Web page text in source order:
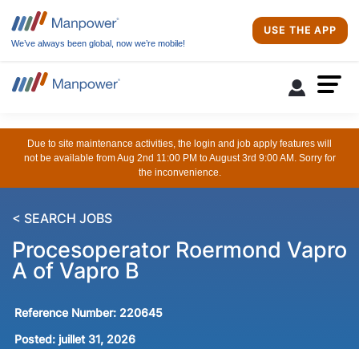
We’ve always been global, now we’re mobile!
USE THE APP
Due to site maintenance activities, the login and job apply features will
not be available from Aug 2nd 11:00 PM to August 3rd 9:00 AM. Sorry for
the inconvenience.
< SEARCH JOBS
Procesoperator Roermond Vapro
A of Vapro B
Reference Number: 220645
Posted: juillet 31, 2026